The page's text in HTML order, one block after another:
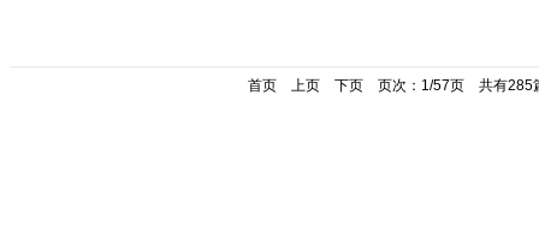
首页 上页 下页 页次：1/57页 共有285